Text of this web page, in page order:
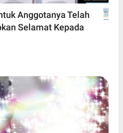
Anggotanya Telah
Selamat Kepada